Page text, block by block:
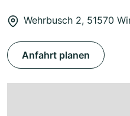
Wehrbusch 2, 51570
Anfahrt planen